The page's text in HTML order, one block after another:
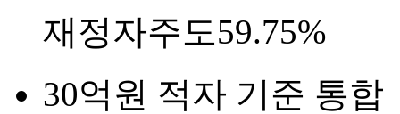
재정자주도59.75%
30억원 적자 기준 통합